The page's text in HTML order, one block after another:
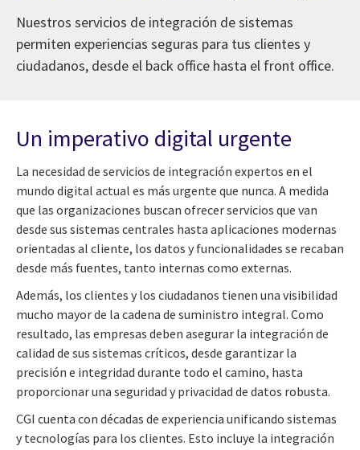
Nuestros servicios de integración de sistemas
permiten experiencias seguras para tus clientes y
ciudadanos, desde el back office hasta el front office.
Un imperativo digital urgente
La necesidad de servicios de integración expertos en el
mundo digital actual es más urgente que nunca. A medida
que las organizaciones buscan ofrecer servicios que van
desde sus sistemas centrales hasta aplicaciones modernas
orientadas al cliente, los datos y funcionalidades se recaban
desde más fuentes, tanto internas como externas.
Además, los clientes y los ciudadanos tienen una visibilidad
mucho mayor de la cadena de suministro integral. Como
resultado, las empresas deben asegurar la integración de
calidad de sus sistemas críticos, desde garantizar la
precisión e integridad durante todo el camino, hasta
proporcionar una seguridad y privacidad de datos robusta.
CGI cuenta con décadas de experiencia unificando sistemas
y tecnologías para los clientes. Esto incluye la integración